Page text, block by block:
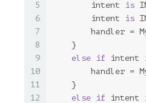
5
6
7
8
9
10
11
12
        intent
is
        intent
is
        handler =
    }
else
if intent
        handler =
    }
else
if intent